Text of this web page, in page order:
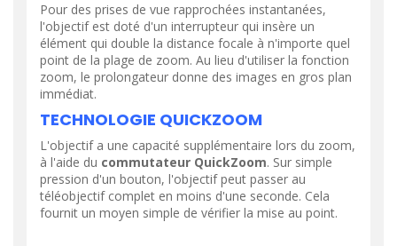
Pour des prises de vue rapprochées instantanées,
l'objectif est doté d'un interrupteur qui insère un
élément qui double la distance focale à n'importe quel
point de la plage de zoom. Au lieu d'utiliser la fonction
zoom, le prolongateur donne des images en gros plan
immédiat.
TECHNOLOGIE QUICKZOOM
L'objectif a une capacité supplémentaire lors du zoom,
à l'aide du commutateur QuickZoom. Sur simple
pression d'un bouton, l'objectif peut passer au
téléobjectif complet en moins d'une seconde. Cela
fournit un moyen simple de vérifier la mise au point.